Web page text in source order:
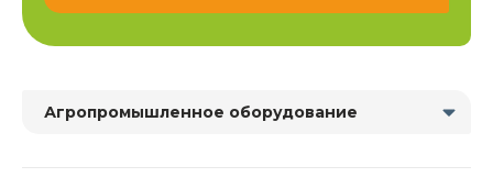
Агропромышленное оборудование